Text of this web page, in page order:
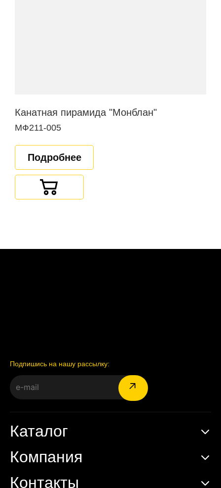
Канатная пирамида "Монблан"
МФ211-005
Подробнее
Подпишись на нашу рассылку:
Каталог
Компания
Контакты